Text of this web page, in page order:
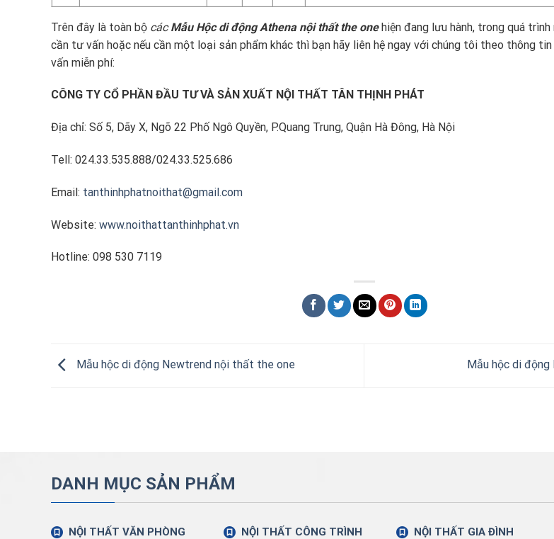
Trên đây là toàn bộ cácMẫu Hộc di động Athena nội thất the onehiện đang lưu hành, trong quá trình
cần tư vấn hoặc nếu cần một loại sản phẩm khác thì bạn hãy liên hệ ngay với chúng tôi theo thông
vấn miễn phí:
CÔNG TY CỔ PHẦN ĐẦU TƯ VÀ SẢN XUẤT NỘI THẤT TÂN THỊNH PHÁT
Địa chỉ: Số 5, Dãy X, Ngõ 22 Phố Ngô Quyền, P.Quang Trung, Quận Hà Đông, Hà Nội
Tell: 024.33.535.888/024.33.525.686
Email: tanthinhphatnoithat@gmail.com
Website: www.noithattanthinhphat.vn
Hotline: 098 530 7119
Mẫu hộc di động Newtrend nội thất the one Mẫu hộc di
DANH MỤC SẢN PHẨM
NỘI THẤT VĂN PHÒNG NỘI THẤT CÔNG TRÌNH NỘI THẤT GIA ĐÌNH